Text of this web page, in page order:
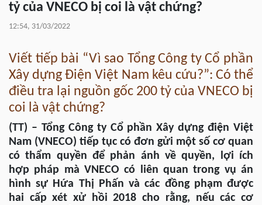
tỷ của VNECO bị coi là vật chứng?
12:54, 31/03/2022
Viết tiếp bài “Vì sao Tổng Công ty Cổ phần
Xây dựng Điện Việt Nam kêu cứu?”: Có thể
điều tra lại nguồn gốc 200 tỷ của VNECO bị
coi là vật chứng?
(TT) – Tổng Công ty Cổ phần Xây dựng điện Việt
Nam (VNECO) tiếp tục có đơn gửi một số cơ quan
có thẩm quyền để phản ánh về quyền, lợi ích
hợp pháp mà VNECO có liên quan trong vụ án
hình sự Hứa Thị Phấn và các đồng phạm được
hai cấp xét xử hồi 2018 cho rằng, nếu các cơ